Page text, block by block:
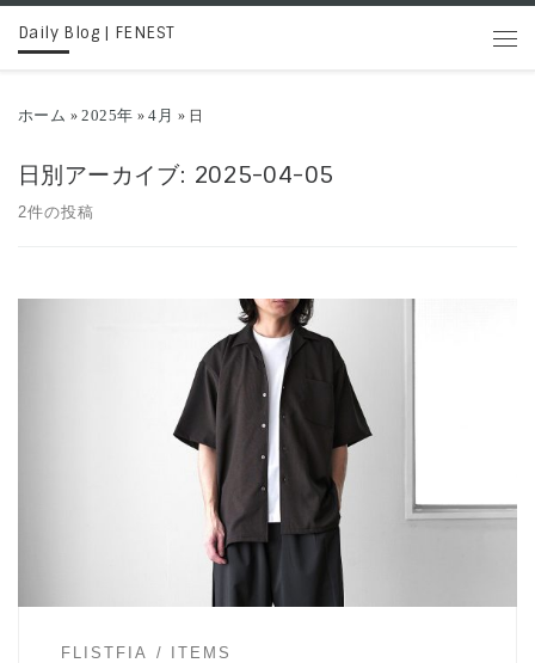
コンテンツへスキップ
Daily Blog | FENEST
ホーム » 2025年 » 4月 » 日
日別アーカイブ: 2025-04-05
2件の投稿
FLISTFIAよりオープンカラー半袖シャツのご紹介。 展示会新作モデ
ルにFENESTで選んだ生地を […]
FLISTFIA ITEMS